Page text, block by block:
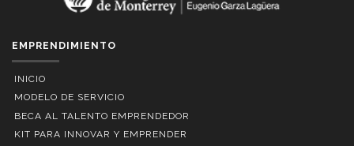
EMPRENDIMIENTO
INICIO
MODELO DE SERVICIO
BECA AL TALENTO EMPRENDEDOR
KIT PARA INNOVAR Y EMPRENDER